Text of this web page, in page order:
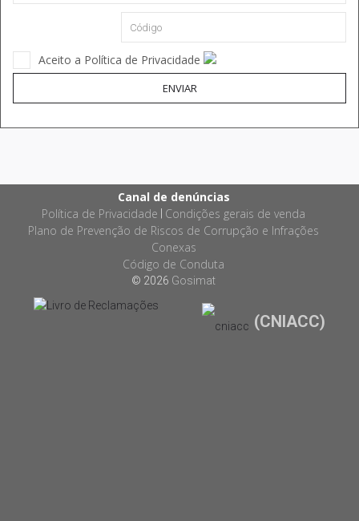
Aceito a Política de Privacidade
ENVIAR
Canal de denúncias
Política de Privacidade Condições gerais de venda
Plano de Prevenção de Riscos de Corrupção e Infrações
Conexas
Código de Conduta
© 2026 Gosimat
(CNIACC)